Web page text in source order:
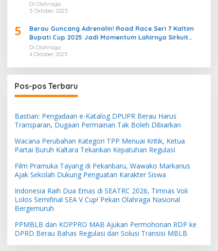
Di Olahraga
5 Oktober 2025
5
Berau Guncang Adrenalin! Road Race Seri 7 Kaltim
Bupati Cup 2025 Jadi Momentum Lahirnya Sirkuit
Permanen 2026
Di Olahraga
4 Oktober 2025
Pos-pos Terbaru
Bastian: Pengadaan e-Katalog DPUPR Berau Harus
Transparan, Dugaan Permainan Tak Boleh Dibiarkan
Wacana Perubahan Kategori TPP Menuai Kritik, Ketua
Partai Buruh Kaltara Tekankan Kepatuhan Regulasi
Film Pramuka Tayang di Pekanbaru, Wawako Markarius
Ajak Sekolah Dukung Penguatan Karakter Siswa
Indonesia Raih Dua Emas di SEATRC 2026, Timnas Voli
Lolos Semifinal SEA V Cup! Pekan Olahraga Nasional
Bergemuruh
PPMBLB dan KOPPRO MAB Ajukan Permohonan RDP ke
DPRD Berau Bahas Regulasi dan Solusi Transisi MBLB